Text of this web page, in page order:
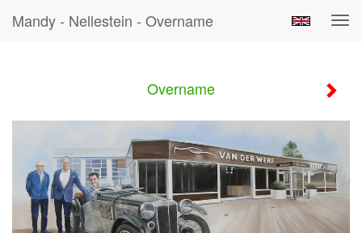
Mandy - Nellestein - Overname
Overname